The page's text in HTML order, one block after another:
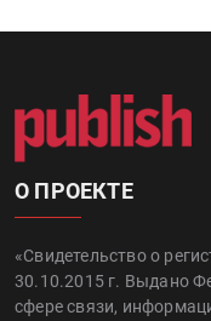
О ПРОЕКТЕ
«Свидетельство о
30.10.2015 г. Выдано
сфере связи,